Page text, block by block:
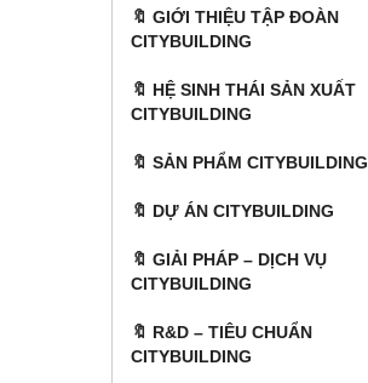
🔖 GIỚI THIỆU TẬP ĐOÀN
CITYBUILDING
🔖 HỆ SINH THÁI SẢN XUẤT
CITYBUILDING
🔖 SẢN PHẨM CITYBUILDING
🔖 DỰ ÁN CITYBUILDING
🔖 GIẢI PHÁP – DỊCH VỤ
CITYBUILDING
🔖​​​​​​​ R&D – TIÊU CHUẨN
CITYBUILDING